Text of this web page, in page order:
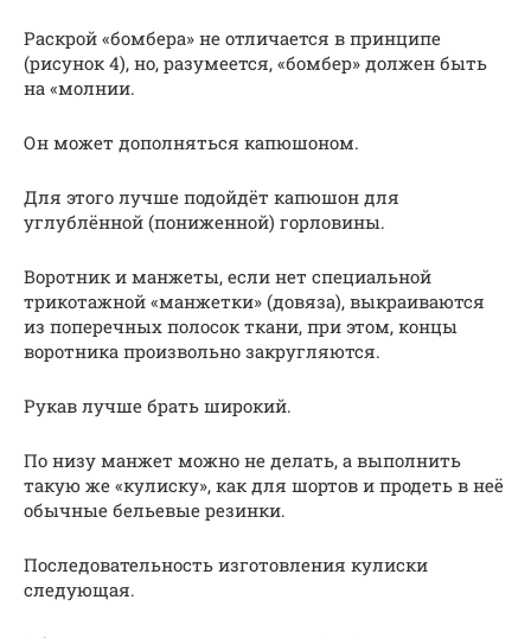
Раскрой «бомбера» не отличается в принципе
(рисунок 4), но, разумеется, «бомбер» должен быть
на «молнии.
Он может дополняться капюшоном.
Для этого лучше подойдёт капюшон для
углублённой (пониженной) горловины.
Воротник и манжеты, если нет специальной
трикотажной «манжетки» (довяза), выкраиваются
из поперечных полосок ткани, при этом, концы
воротника произвольно закругляются.
Рукав лучше брать широкий.
По низу манжет можно не делать, а выполнить
такую же «кулиску», как для шортов и продеть в неё
обычные бельевые резинки.
Последовательность изготовления кулиски
следующая.